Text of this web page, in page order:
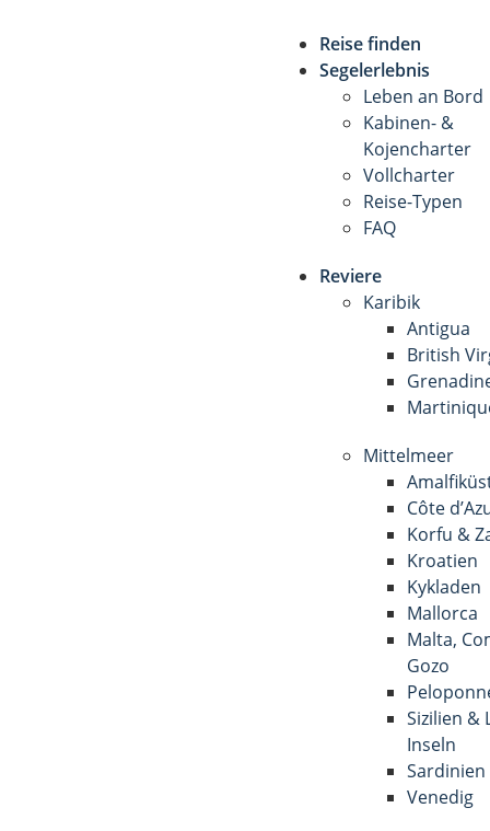
Reise finden
Segelerlebnis
Leben an Bord
Kabinen- &
Kojencharter
Vollcharter
Reise-Typen
FAQ
Reviere
Karibik
Antigua
British
Mittelmeer
Côte
Korfu &
Kroatien
Kykladen
Mallorca
Malta,
Gozo
Sizilien &
Inseln
Sardinien
Venedig